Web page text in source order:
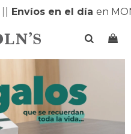
Envíos en el díaen